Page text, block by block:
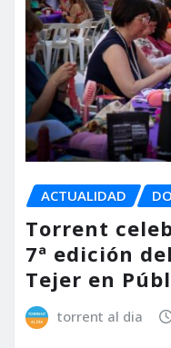
ACTUALIDAD
Torrent
7ª edición
Tejer en
torrent al dia